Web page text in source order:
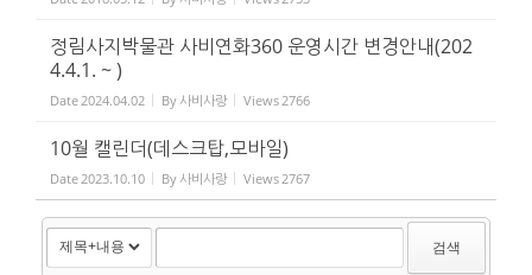
정림사지박물관 사비연화360 운영시간 변경안내(202
4.4.1. ~ )
Date2024.04.02 By사비사랑 Views2766
10월 캘린더(데스크탑,모바일)
Date2023.10.10 By사비사랑 Views2767
검색